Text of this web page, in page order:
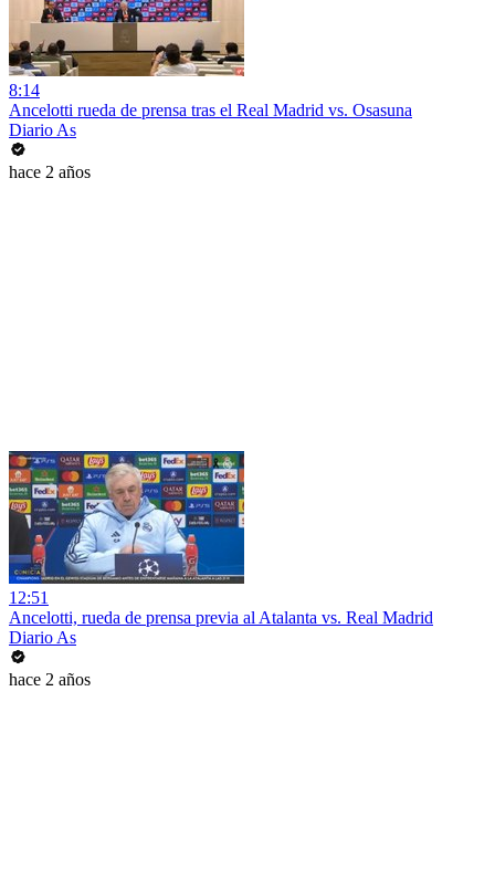
8:14
Ancelotti rueda de prensa tras el Real Madrid vs. Osasuna
Diario As
hace 2 años
12:51
Ancelotti, rueda de prensa previa al Atalanta vs. Real Madrid
Diario As
hace 2 años